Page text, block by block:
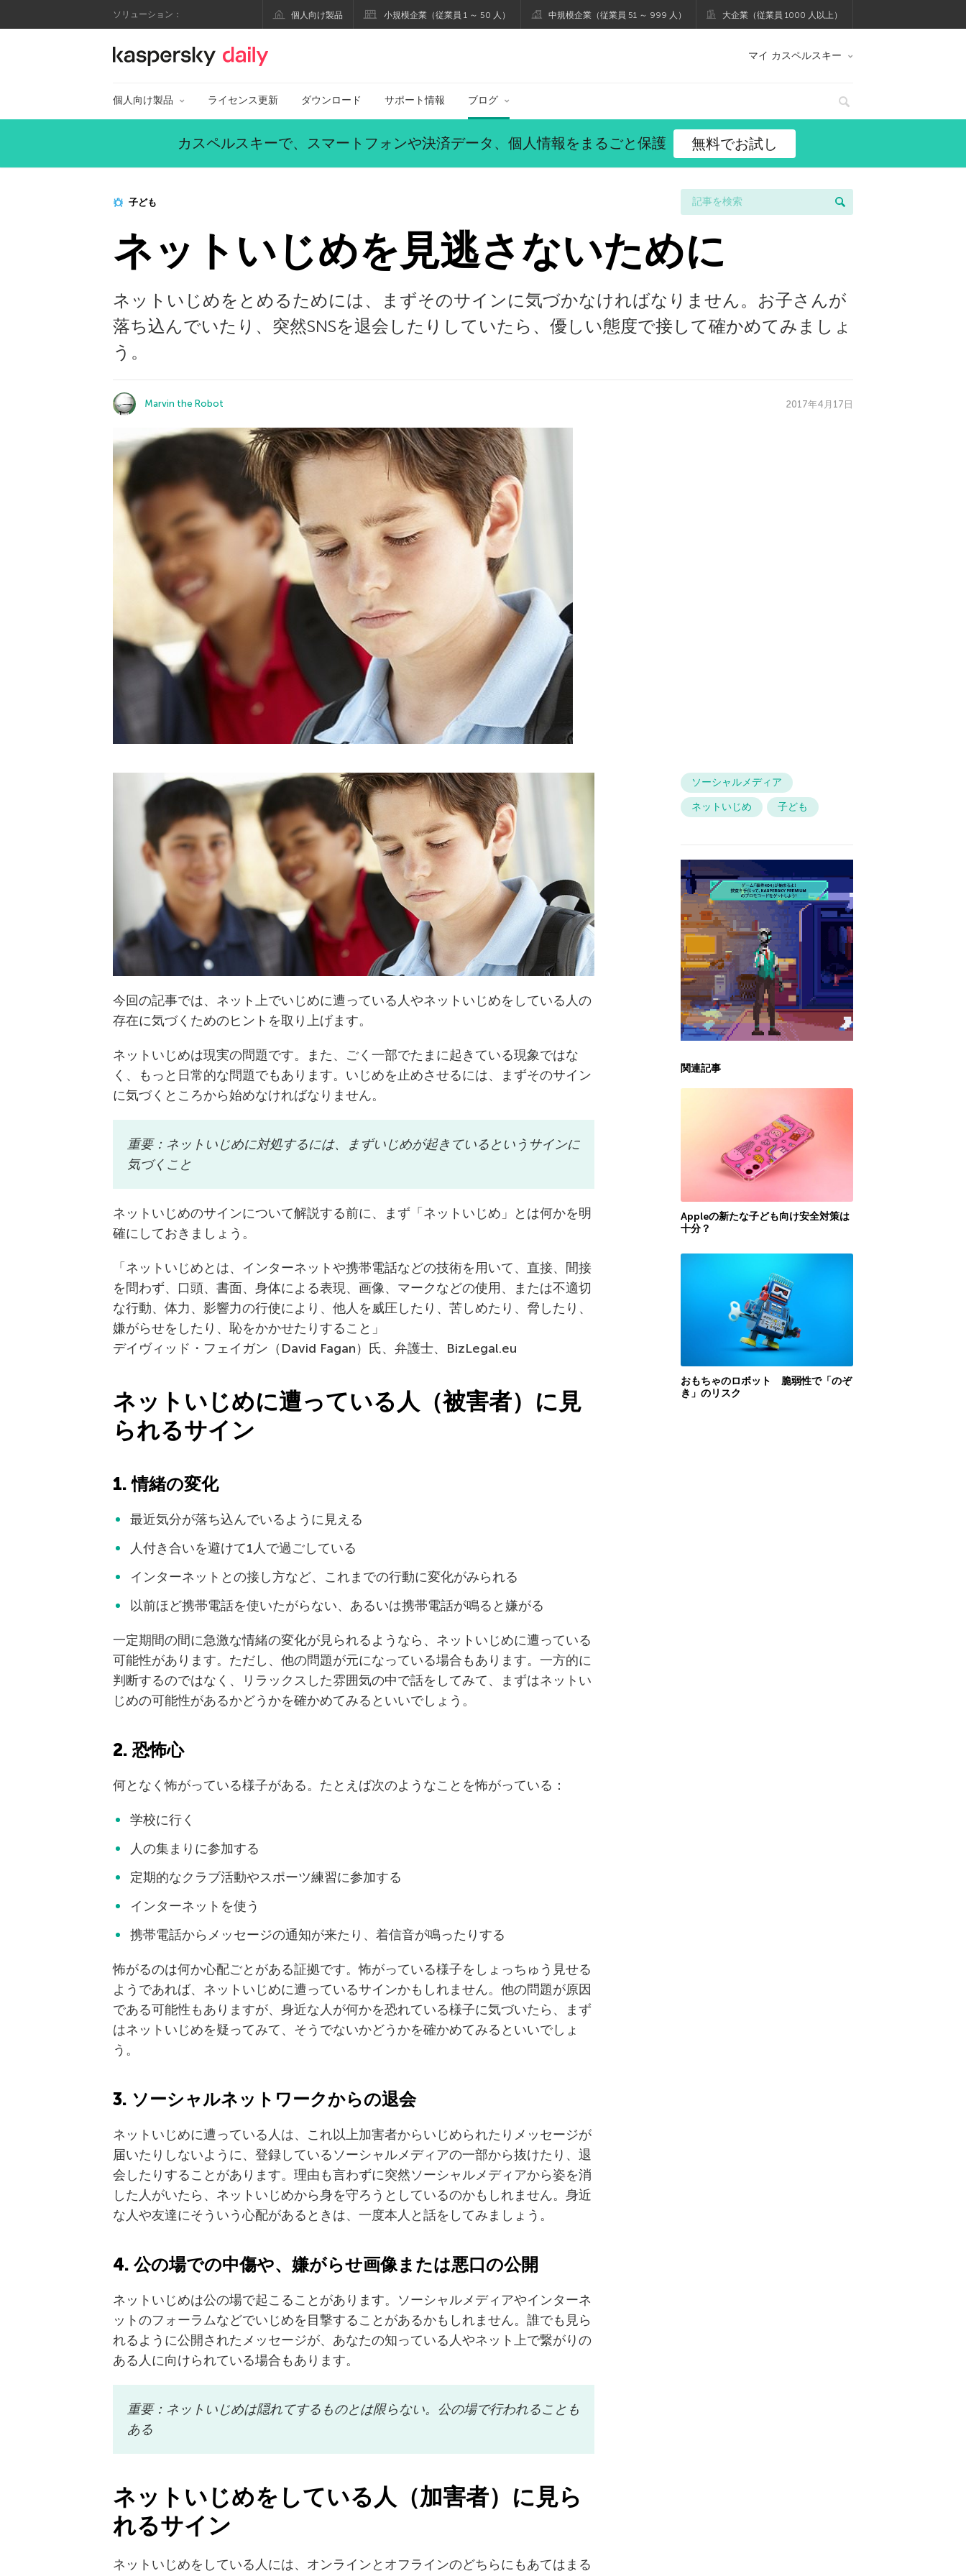
ソリューション： 個人向け製品 小規模企業（従業員 1 ～ 50 人） 中規模企業（従業員 51 ～ 999 人） 大企業（従業員 1000 人以上）
カスペルスキー公式ブログ マイ カスペルスキー
個人向け製品 ライセンス更新 ダウンロード サポート情報 ブログ
カスペルスキーで、スマートフォンや決済データ、個人情報をまるごと保護 無料でお試し
子ども
ネットいじめを見逃さないために
ネットいじめをとめるためには、まずそのサインに気づかなければなりません。お子さんが
落ち込んでいたり、突然SNSを退会したりしていたら、優しい態度で接して確かめてみましょ
う。
Marvin the Robot 2017年4月17日
今回の記事では、ネット上でいじめに遭っている人やネットいじめをしている人の
存在に気づくためのヒントを取り上げます。
ネットいじめは現実の問題です。また、ごく一部でたまに起きている現象ではな
く、もっと日常的な問題でもあります。いじめを止めさせるには、まずそのサイン
に気づくところから始めなければなりません。
重要：ネットいじめに対処するには、まずいじめが起きているというサインに
気づくこと
ネットいじめのサインについて解説する前に、まず「ネットいじめ」とは何かを明
確にしておきましょう。
「ネットいじめとは、インターネットや携帯電話などの技術を用いて、直接、間接
を問わず、口頭、書面、身体による表現、画像、マークなどの使用、または不適切
な行動、体力、影響力の行使により、他人を威圧したり、苦しめたり、脅したり、
嫌がらせをしたり、恥をかかせたりすること」
デイヴィッド・フェイガン（David Fagan）氏、弁護士、BizLegal.eu
ネットいじめに遭っている人（被害者）に見
られるサイン
1.情緒の変化
最近気分が落ち込んでいるように見える
人付き合いを避けて1人で過ごしている
インターネットとの接し方など、これまでの行動に変化がみられる
以前ほど携帯電話を使いたがらない、あるいは携帯電話が鳴ると嫌がる
一定期間の間に急激な情緒の変化が見られるようなら、ネットいじめに遭っている
可能性があります。ただし、他の問題が元になっている場合もあります。一方的に
判断するのではなく、リラックスした雰囲気の中で話をしてみて、まずはネットい
じめの可能性があるかどうかを確かめてみるといいでしょう。
2. 恐怖心
何となく怖がっている様子がある。たとえば次のようなことを怖がっている：
学校に行く
人の集まりに参加する
定期的なクラブ活動やスポーツ練習に参加する
インターネットを使う
携帯電話からメッセージの通知が来たり、着信音が鳴ったりする
怖がるのは何か心配ごとがある証拠です。怖がっている様子をしょっちゅう見せる
ようであれば、ネットいじめに遭っているサインかもしれません。他の問題が原因
である可能性もありますが、身近な人が何かを恐れている様子に気づいたら、まず
はネットいじめを疑ってみて、そうでないかどうかを確かめてみるといいでしょ
う。
3. ソーシャルネットワークからの退会
ネットいじめに遭っている人は、これ以上加害者からいじめられたりメッセージが
届いたりしないように、登録しているソーシャルメディアの一部から抜けたり、退
会したりすることがあります。理由も言わずに突然ソーシャルメディアから姿を消
した人がいたら、ネットいじめから身を守ろうとしているのかもしれません。身近
な人や友達にそういう心配があるときは、一度本人と話をしてみましょう。
4. 公の場での中傷や、嫌がらせ画像または悪口の公開
ネットいじめは公の場で起こることがあります。ソーシャルメディアやインターネ
ットのフォーラムなどでいじめを目撃することがあるかもしれません。誰でも見ら
れるように公開されたメッセージが、あなたの知っている人やネット上で繋がりの
ある人に向けられている場合もあります。
重要：ネットいじめは隠れてするものとは限らない。公の場で行われることも
ある
ネットいじめをしている人（加害者）に見ら
れるサイン
ネットいじめをしている人には、オンラインとオフラインのどちらにもあてはまる
ソーシャルメディア
ネットいじめ
子ども
関連記事
Appleの新たな子ども向け安全対策は
十分？
おもちゃのロボット 脆弱性で「のぞ
き」のリスク